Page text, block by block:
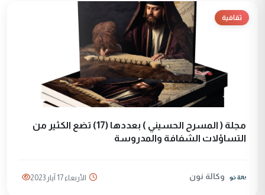
ثقافية
مجلة ( المسرح الحسيني ) بعددها (17) تضع الكثير من
التساؤلات الشفافة والمدروسة
وكالة نون الأربعاء 17 آيار 2023